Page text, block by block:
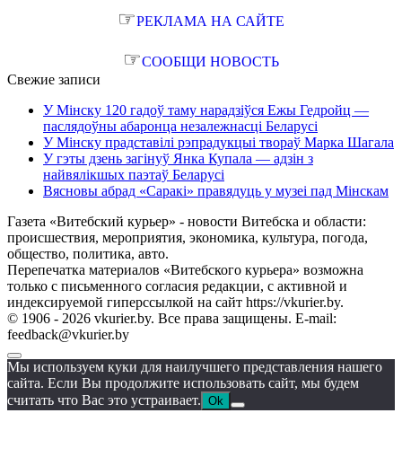
☞РЕКЛАМА НА САЙТЕ
☞СООБЩИ НОВОСТЬ
Свежие записи
У Мінску 120 гадоў таму нарадзіўся Ежы Гедройц —
паслядоўны абаронца незалежнасці Беларусі
У Мінску прадставілі рэпрадукцыі твораў Марка Шагала
У гэты дзень загінуў Янка Купала — адзін з
найвялікшых паэтаў Беларусі
Вясновы абрад «Саракі» правядуць у музеі пад Мінскам
Газета «Витебский курьер» - новости Витебска и области:
происшествия, мероприятия, экономика, культура, погода,
общество, политика, авто.
Перепечатка материалов «Витебского курьера» возможна
только с письменного согласия редакции, с активной и
индексируемой гиперссылкой на сайт https://vkurier.by.
© 1906 - 2026 vkurier.by. Все права защищены. E-mail:
feedback@vkurier.by
Мы используем куки для наилучшего представления нашего
сайта. Если Вы продолжите использовать сайт, мы будем
считать что Вас это устраивает. Ok